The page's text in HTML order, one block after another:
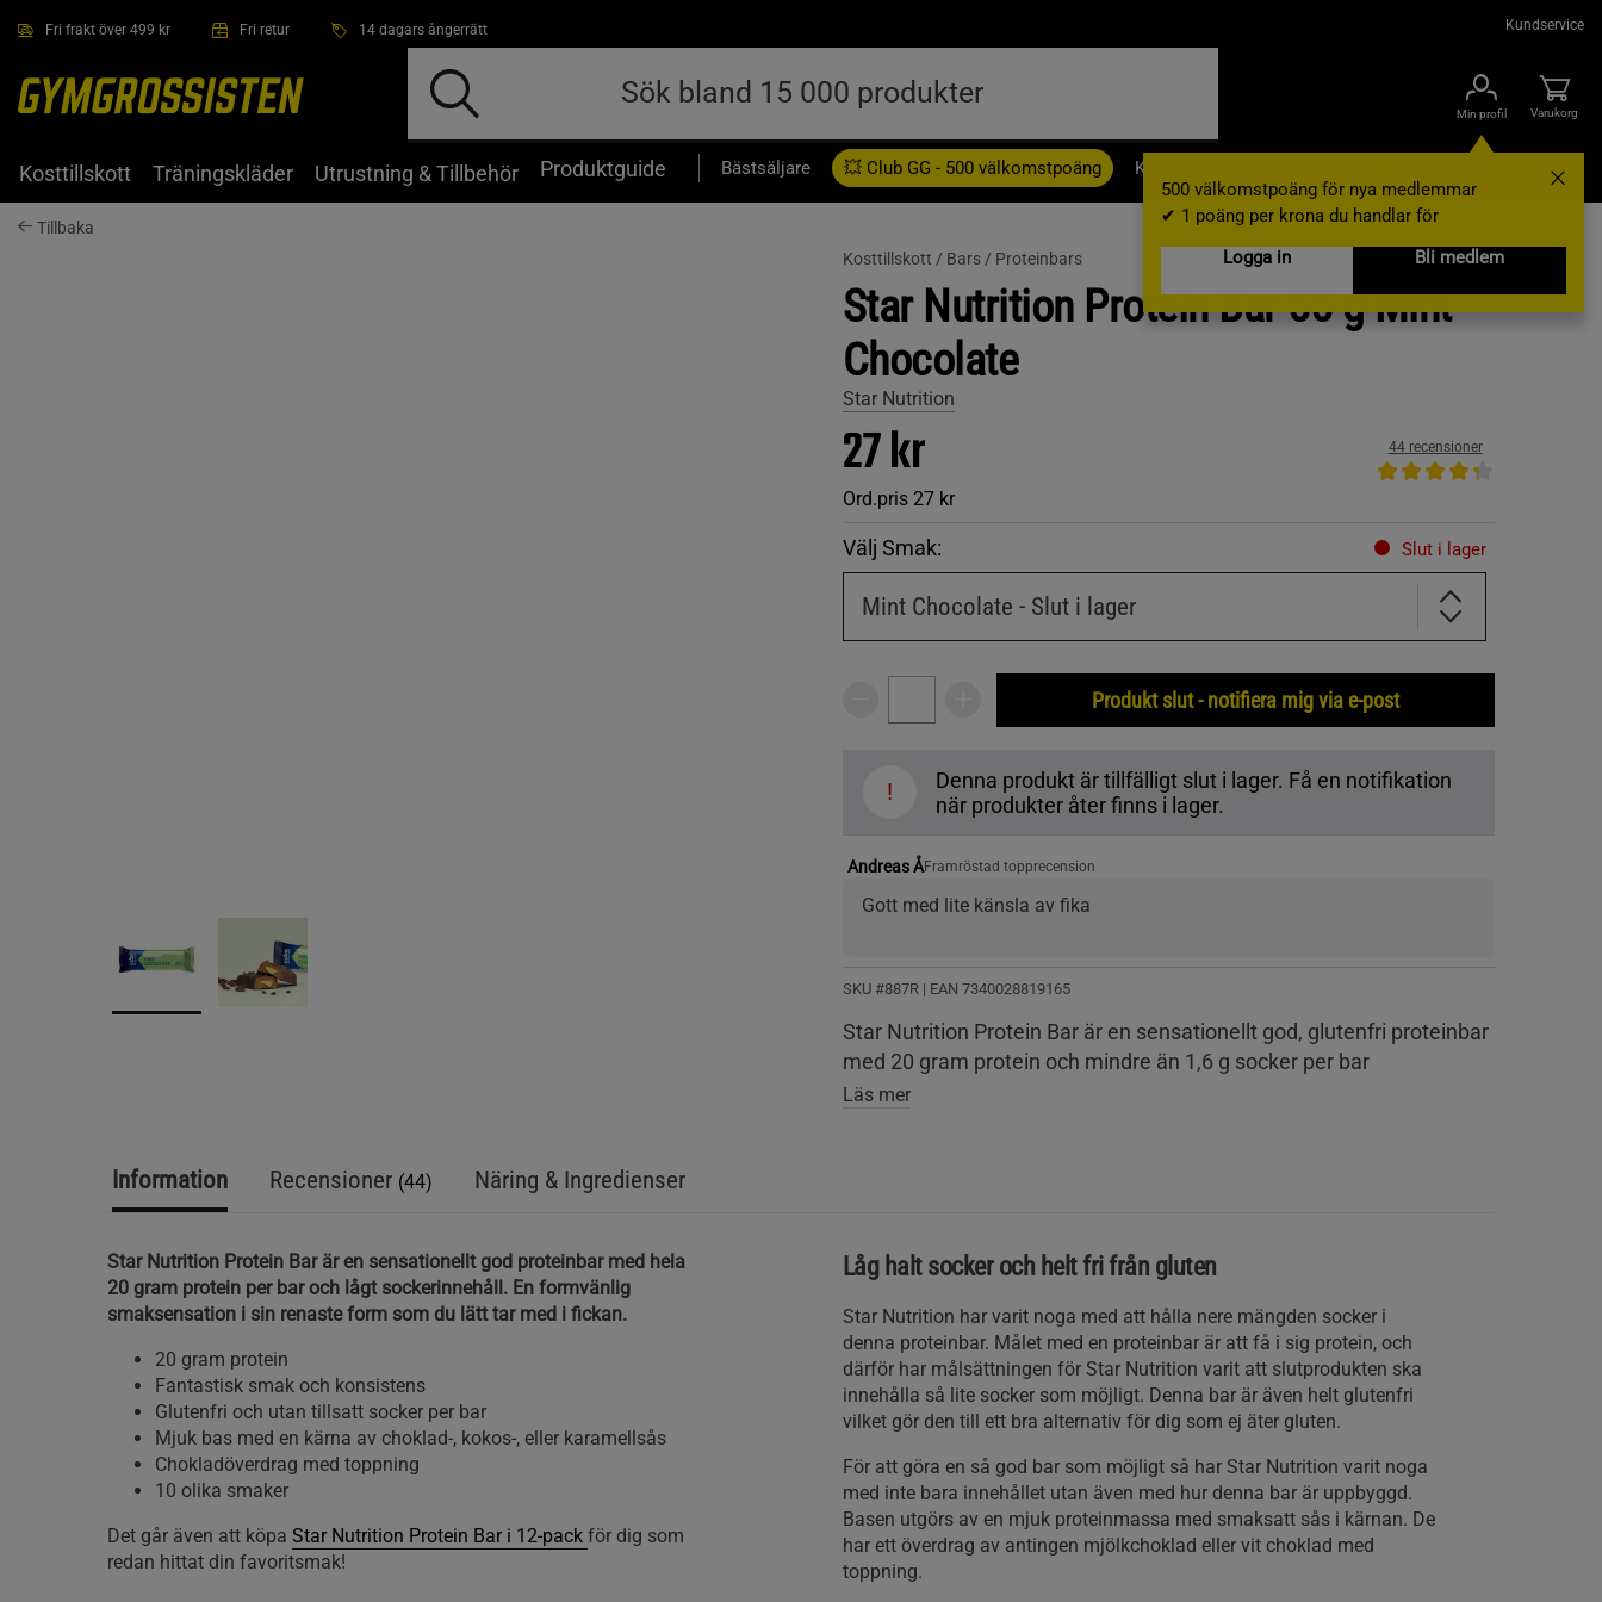
Fri frakt över 499 kr Fri retur 14 dagars ångerrätt Kundservice
Min profil
500 välkomstpoäng för nya medlemmar
✔ 1 poäng per krona du handlar för
Logga in
Bli medlem
Varukorg
Kosttillskott Träningskläder Utrustning & Tillbehör Produktguide Bästsäljare 💥 Club GG - 500 välkomstpoäng Kampanjer
Tillbaka
Kosttillskott / Bars / Proteinbars
Star Nutrition Protein Bar 55 g Mint
Chocolate
Star Nutrition
27 kr
Ord.pris 27 kr
44 recensioner
Välj Smak: Slut i lager
Mint Chocolate - Slut i lager
Produkt slut - notifiera mig via e-post
!
Denna produkt är tillfälligt slut i lager. Få en notifikation
när produkter åter finns i lager.
Andreas ÅFramröstad topprecension
Gott med lite känsla av fika
SKU #887R | EAN 7340028819165
Star Nutrition Protein Bar är en sensationellt god, glutenfri proteinbar
med 20 gram protein och mindre än 1,6 g socker per bar
Läs mer
Information Recensioner (44) Näring & Ingredienser
Star Nutrition Protein Bar är en sensationellt god proteinbar med hela
20 gram protein per bar och lågt sockerinnehåll. En formvänlig
smaksensation i sin renaste form som du lätt tar med i fickan.
20 gram protein
Fantastisk smak och konsistens
Glutenfri och utan tillsatt socker per bar
Mjuk bas med en kärna av choklad-, kokos-, eller karamellsås
Chokladöverdrag med toppning
10 olika smaker
Det går även att köpa Star Nutrition Protein Bar i 12-pack för dig som
redan hittat din favoritsmak!
Låg halt socker och helt fri från gluten
Star Nutrition har varit noga med att hålla nere mängden socker i
denna proteinbar. Målet med en proteinbar är att få i sig protein, och
därför har målsättningen för Star Nutrition varit att slutprodukten ska
innehålla så lite socker som möjligt. Denna bar är även helt glutenfri
vilket gör den till ett bra alternativ för dig som ej äter gluten.
För att göra en så god bar som möjligt så har Star Nutrition varit noga
med inte bara innehållet utan även med hur denna bar är uppbyggd.
Basen utgörs av en mjuk proteinmassa med smaksatt sås i kärnan. De
har ett överdrag av antingen mjölkchoklad eller vit choklad med
toppning.